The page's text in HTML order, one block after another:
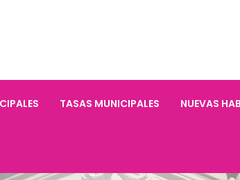
TASAS MUNICIPALES NUEVAS